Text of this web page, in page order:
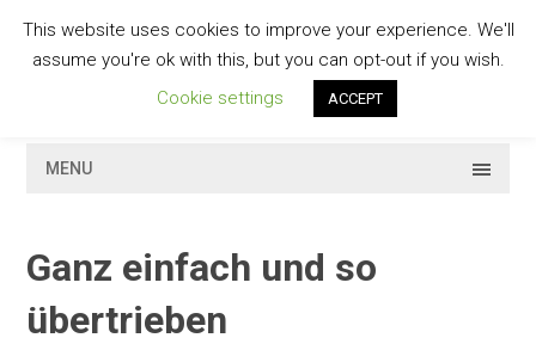
contentGESCHMACKVOLL
MENU
Ganz einfach und so
übertrieben
This website uses cookies to improve your experience. We'll
assume you're ok with this, but you can opt-out if you wish.
Cookie settings
ACCEPT